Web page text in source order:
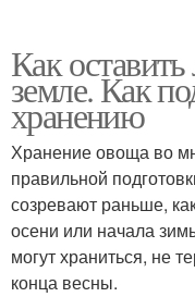
Как
земле. Как
хранению
Хранение овоща во
правильной
созревают раньше,
осени или начала
могут храниться, не
конца весны.